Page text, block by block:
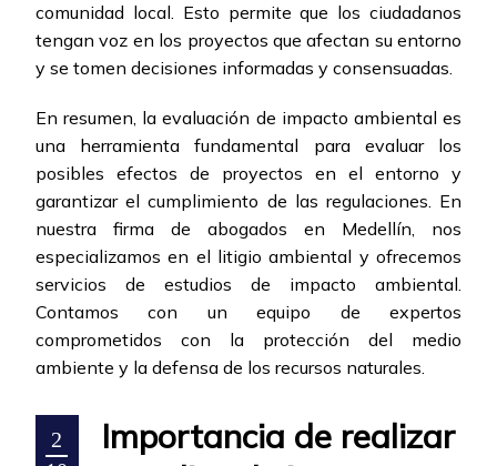
comunidad local. Esto permite que los ciudadanos
tengan voz en los proyectos que afectan su entorno
y se tomen decisiones informadas y consensuadas.
En resumen, la evaluación de impacto ambiental es
una herramienta fundamental para evaluar los
posibles efectos de proyectos en el entorno y
garantizar el cumplimiento de las regulaciones. En
nuestra firma de abogados en Medellín, nos
especializamos en el litigio ambiental y ofrecemos
servicios de estudios de impacto ambiental.
Contamos con un equipo de expertos
comprometidos con la protección del medio
ambiente y la defensa de los recursos naturales.
2
Importancia de realizar